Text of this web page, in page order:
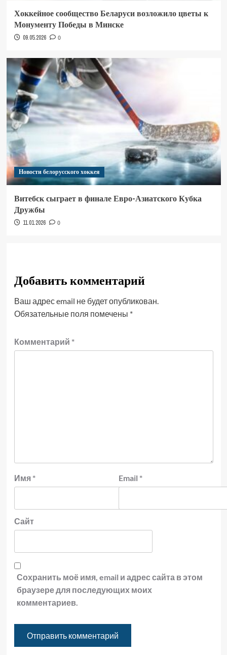
Хоккейное сообщество Беларуси возложило цветы к
Монументу Победы в Минске
09.05.2026 0
Новости белорусского хоккея
Витебск сыграет в финале Евро-Азиатского Кубка
Дружбы
11.01.2026 0
Добавить комментарий
Ваш адрес email не будет опубликован.
Обязательные поля помечены *
Комментарий *
Имя * Email *
Сайт
Сохранить моё имя, email и адрес сайта в этом
браузере для последующих моих
комментариев.